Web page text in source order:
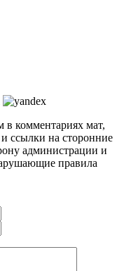
комментариях мат,
ссылки на сторонние
администрации и
правила